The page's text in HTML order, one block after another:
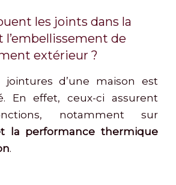
les joints dans la
de
extérieur ?
jointures d’une maison est
En effet, ceux-ci assurent
notamment sur
la performance thermique
.